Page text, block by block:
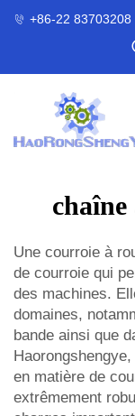
+86-22 83703208
Une courroie à
de courroie qui
des machines.
domaines,
bande ainsi que
en matière de
extrêmement